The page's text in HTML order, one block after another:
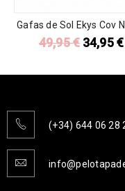
Gafas de Sol Ekys Cov
49,95€ 34,95€
(+34) 644 06 28